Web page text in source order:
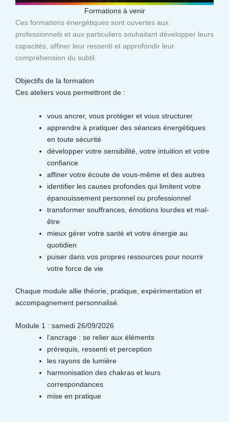
Formations à venir
Ces formations énergétiques sont ouvertes aux
professionnels et aux particuliers souhaitant développer leurs
capacités, affiner leur ressenti et approfondir leur
compréhension du subtil.​
Objectifs de la formation
Ces ateliers vous permettront de :
vous ancrer, vous protéger et vous structurer
apprendre à pratiquer des séances énergétiques
en toute sécurité
développer votre sensibilité, votre intuition et votre
confiance
affiner votre écoute de vous-même et des autres
identifier les causes profondes qui limitent votre
épanouissement personnel ou professionnel
transformer souffrances, émotions lourdes et mal-
être
mieux gérer votre santé et votre énergie au
quotidien
puiser dans vos propres ressources pour nourrir
votre force de vie
Chaque module allie théorie, pratique, expérimentation et
accompagnement personnalisé.
Module 1 : samedi 26/09/2026
l’ancrage : se relier aux éléments
prérequis, ressenti et perception
les rayons de lumière
harmonisation des chakras et leurs
correspondances
mise en pratique